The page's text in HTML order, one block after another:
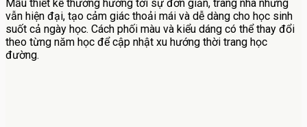
Mẫu thiết kế thường hướng tới sự đơn giản, trang nhã nhưng
vẫn hiện đại, tạo cảm giác thoải mái và dễ dàng cho học sinh
suốt cả ngày học. Cách phối màu và kiểu dáng có thể thay đổi
theo từng năm học để cập nhật xu hướng thời trang học
đường.